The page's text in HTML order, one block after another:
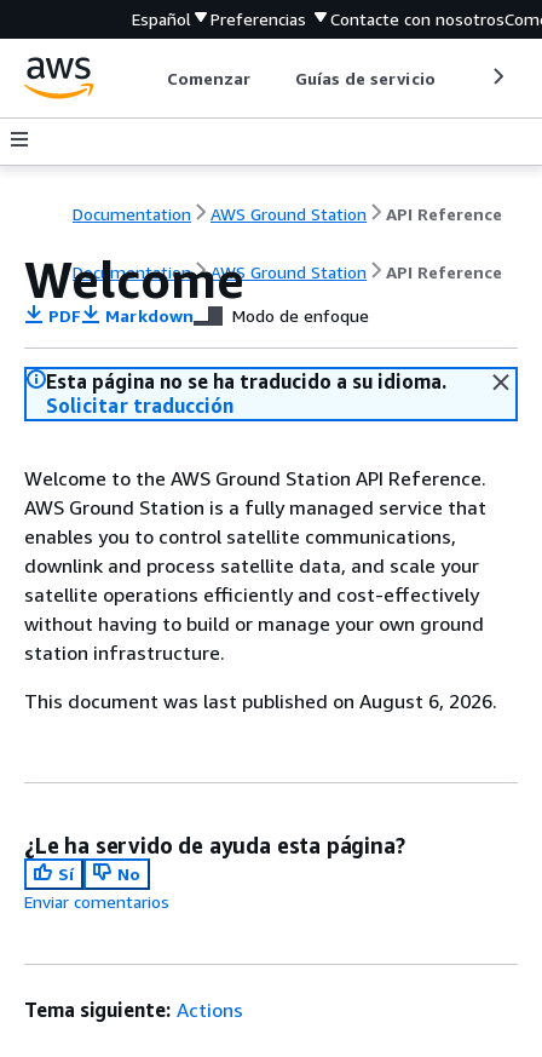
Español Preferencias Contacte con nosotros
Comenzar Guías de servicio
Documentation AWS Ground Station API Reference
Documentation AWS Ground Station API Reference
Welcome
PDF Markdown Modo de enfoque
Esta página no se ha traducido a su idioma.
Solicitar traducción
Welcome to the AWS Ground Station API Reference.
AWS Ground Station is a fully managed service that
enables you to control satellite communications,
downlink and process satellite data, and scale your
satellite operations efficiently and cost-effectively
without having to build or manage your own ground
station infrastructure.
This document was last published on August 6, 2026.
¿Le ha servido de ayuda esta página?
Sí
No
Enviar comentarios
Tema siguiente: Actions